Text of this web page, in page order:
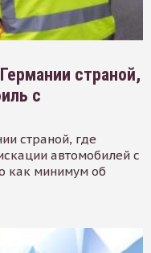
страной,
с
страной, где
автомобилей с
как минимум об